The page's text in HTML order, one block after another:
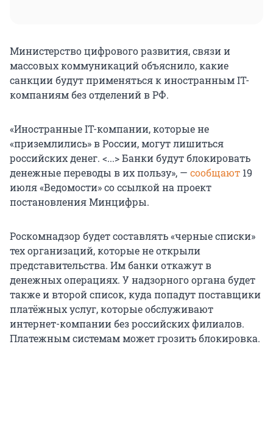
Министерство цифрового развития, связи и
массовых коммуникаций объяснило, какие
санкции будут применяться к иностранным IT-
компаниям без отделений в РФ.
«Иностранные IТ-компании, которые не
«приземлились» в России, могут лишиться
российских денег. <...> Банки будут блокировать
денежные переводы в их пользу», — сообщают 19
июля «Ведомости» со ссылкой на проект
постановления Минцифры.
Роскомнадзор будет составлять «черные списки»
тех организаций, которые не открыли
представительства. Им банки откажут в
денежных операциях. У надзорного органа будет
также и второй список, куда попадут поставщики
платёжных услуг, которые обслуживают
интернет-компании без российских филиалов.
Платежным системам может грозить блокировка.